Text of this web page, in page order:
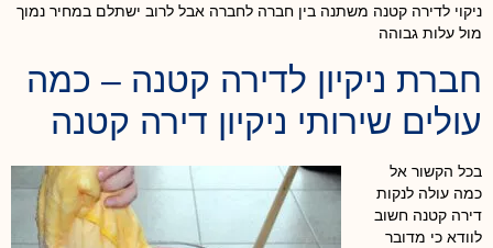
ניקוי לדירה קטנה משתנה בין חברה לחברה אבל לרוב ישתלם במחיר נמוך
מול עלות גבוהה
חברת ניקיון לדירה קטנה – כמה
עולים שירותי ניקיון דירה קטנה
בכל הקשור אל
כמה עולה לנקות
דירה קטנה חשוב
לוודא כי מדובר